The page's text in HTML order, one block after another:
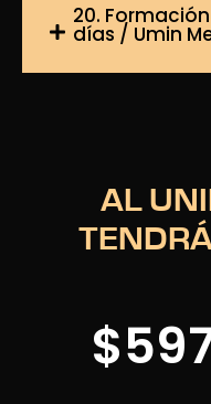
20.
días / Umin
AL